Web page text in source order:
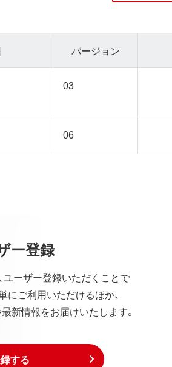
バージョン
03
06
ー登録
ユーザー登録いただくことで
ご利用いただけるほか、
新情報をお届けいたします。
する